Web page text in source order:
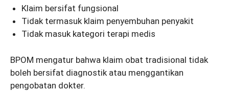
Klaim bersifat fungsional
Tidak termasuk klaim penyembuhan penyakit
Tidak masuk kategori terapi medis
BPOM mengatur bahwa klaim obat tradisional tidak
boleh bersifat diagnostik atau menggantikan
pengobatan dokter.